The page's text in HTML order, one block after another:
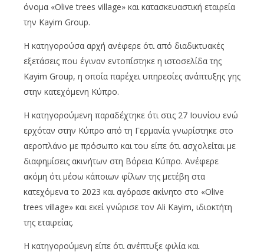
όνομα «Olive trees village» και κατασκευαστική εταιρεία
την Kayim Group.
Η κατηγορούσα αρχή ανέφερε ότι από διαδικτυακές
εξετάσεις που έγιναν εντοπίστηκε η ιστοσελίδα της
Kayim Group, η οποία παρέχει υπηρεσίες ανάπτυξης γης
στην κατεχόμενη Κύπρο.
Η κατηγορούμενη παραδέχτηκε ότι στις 27 Ιουνίου ενώ
ερχόταν στην Κύπρο από τη Γερμανία γνωρίστηκε στο
αεροπλάνο με πρόσωπο και του είπε ότι ασχολείται με
διαφημίσεις ακινήτων στη Βόρεια Κύπρο. Ανέφερε
ακόμη ότι μέσω κάποιων φίλων της μετέβη στα
κατεχόμενα το 2023 και αγόρασε ακίνητο στο «Olive
trees village» και εκεί γνώρισε τον Ali Kayim, ιδιοκτήτη
της εταιρείας.
Η κατηγορούμενη είπε ότι ανέπτυξε φιλία και